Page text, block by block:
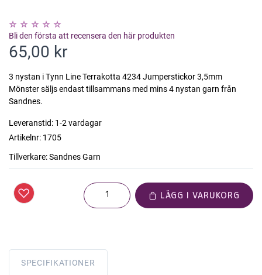
Bli den första att recensera den här produkten
65,00 kr
3 nystan i Tynn Line Terrakotta 4234 Jumperstickor 3,5mm
Mönster säljs endast tillsammans med mins 4 nystan garn från
Sandnes.
Leveranstid: 1-2 vardagar
Artikelnr: 1705
Tillverkare:Sandnes Garn
LÄGG I VARUKORG
SPECIFIKATIONER